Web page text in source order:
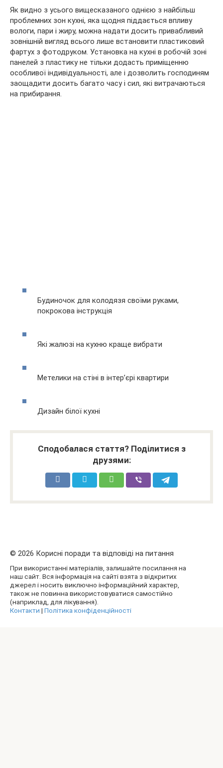
Як видно з усього вищесказаного однією з найбільш
проблемних зон кухні, яка щодня піддається впливу
вологи, пари і жиру, можна надати досить привабливий
зовнішній вигляд всього лише встановити пластиковий
фартух з фотодруком. Установка на кухні в робочій зоні
панелей з пластику не тільки додасть приміщенню
особливої індивідуальності, але і дозволить господиням
заощадити досить багато часу і сил, які витрачаються
на прибирання.
Будиночок для колодязя своїми руками,
покрокова інструкція
Які жалюзі на кухню краще вибрати
Метелики на стіні в інтер’єрі квартири
Дизайн білої кухні
Сподобалася стаття? Поділитися з
друзями:
© 2026 Корисні поради та відповіді на питання
При використанні матеріалів, залишайте посилання на
наш сайт. Вся інформація на сайті взята з відкритих
джерел і носить виключно інформаційний характер,
також не повинна використовуватися самостійно
(наприклад, для лікування).
Контакти | Політика конфіденційності